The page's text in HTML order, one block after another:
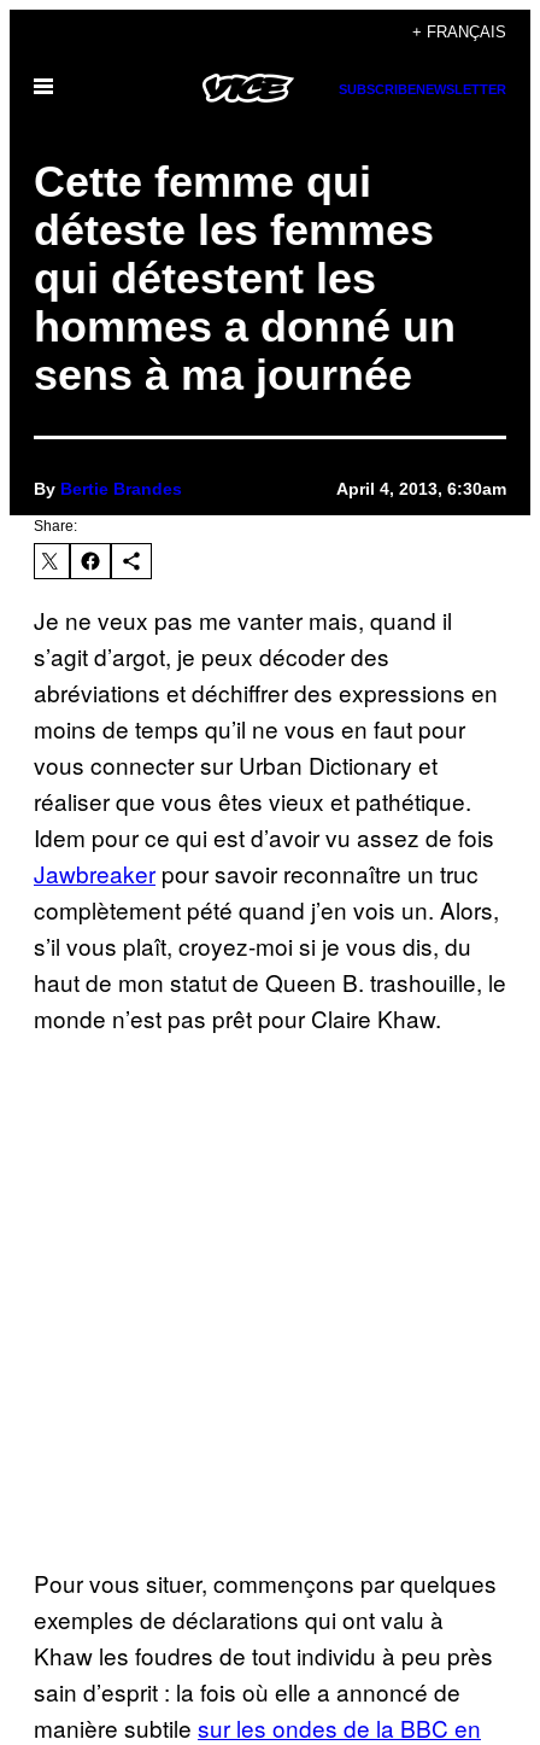
content
+ FRANÇAIS
Open
SUBSCRIBENEWSLETTER
Cette femme qui
déteste les femmes
qui détestent les
hommes a donné un
sens à ma journée
By Bertie Brandes April 4, 2013, 6:30am
Share:
Je ne veux pas me vanter mais, quand il
s’agit d’argot, je peux décoder des
abréviations et déchiffrer des expressions en
moins de temps qu’il ne vous en faut pour
vous connecter sur Urban Dictionary et
réaliser que vous êtes vieux et pathétique.
Idem pour ce qui est d’avoir vu assez de fois
Jawbreaker pour savoir reconnaître un truc
complètement pété quand j’en vois un. Alors,
s’il vous plaît, croyez-moi si je vous dis, du
haut de mon statut de Queen B. trashouille, le
monde n’est pas prêt pour Claire Khaw.
Pour vous situer, commençons par quelques
exemples de déclarations qui ont valu à
Khaw les foudres de tout individu à peu près
sain d’esprit : la fois où elle a annoncé de
manière subtile sur les ondes de la BBC en